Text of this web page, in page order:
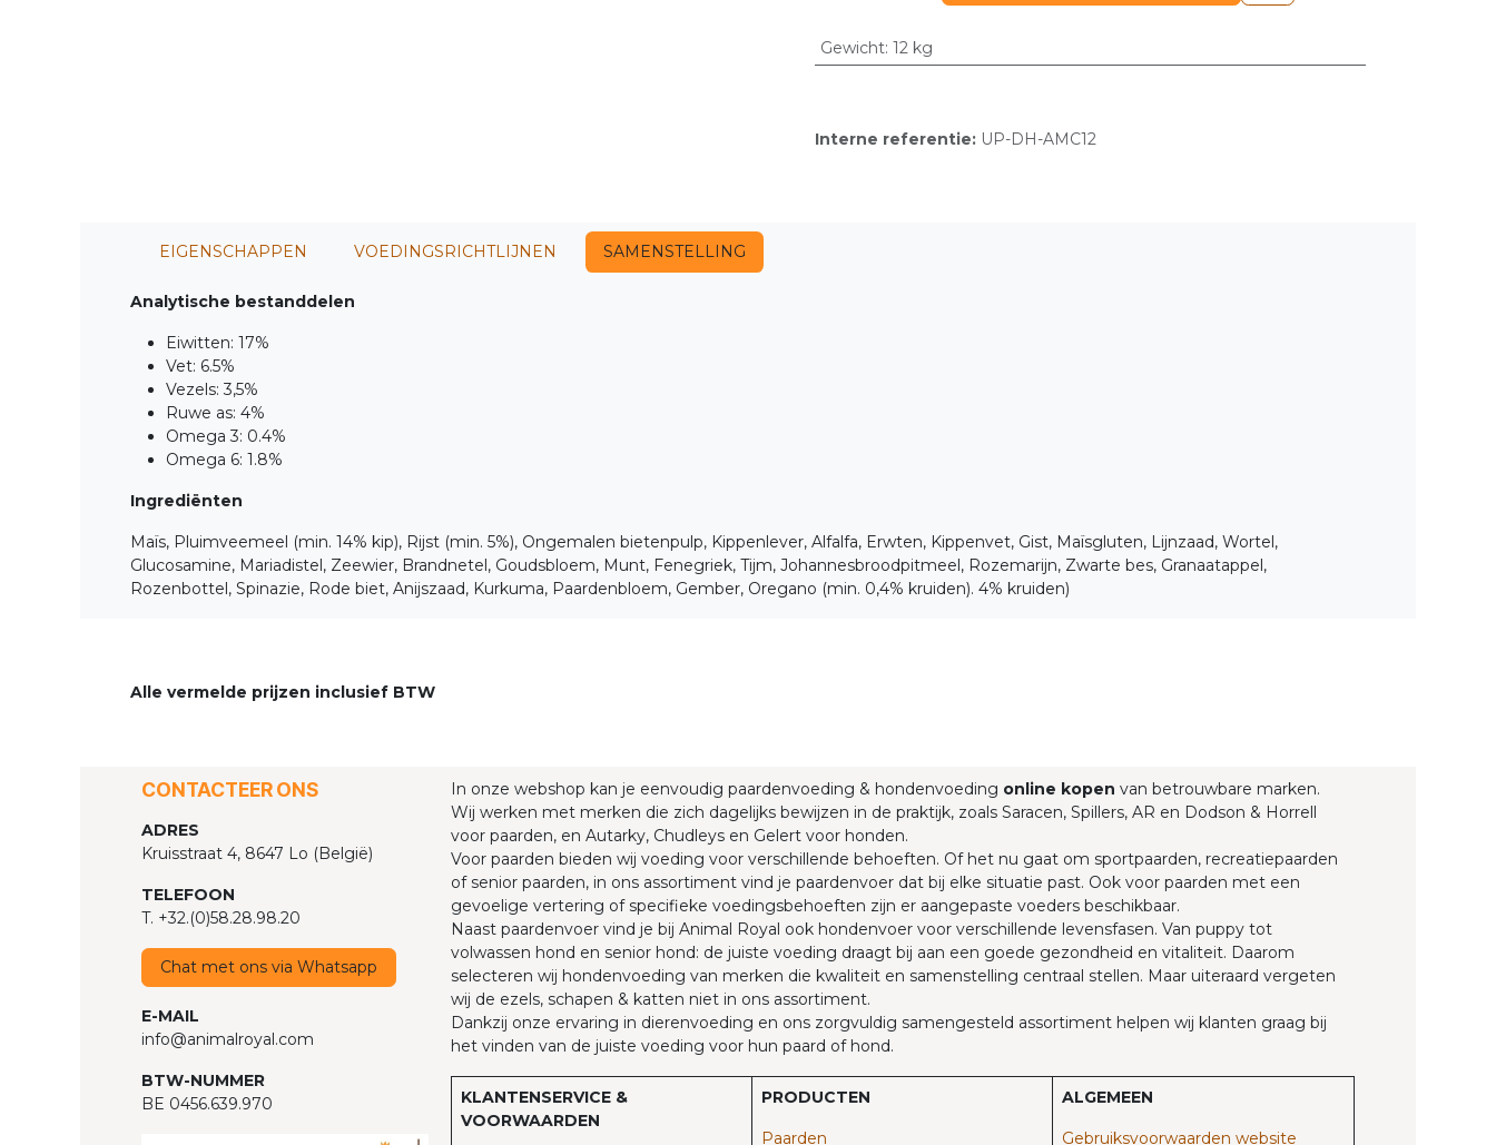
Gewicht: 12 kg
Interne referentie: UP-DH-AMC12
EIGENSCHAPPEN VOEDINGSRICHTLIJNEN SAMENSTELLING
Analytische bestanddelen
Eiwitten: 17%
Vet: 6.5%
Vezels: 3,5%
Ruwe as: 4%
Omega 3: 0.4%
Omega 6: 1.8%
Ingrediënten
Maïs, Pluimveemeel (min. 14% kip), Rijst (min. 5%), Ongemalen bietenpulp, Kippenlever, Alfalfa, Erwten, Kippenvet, Gist, Maïsgluten, Lijnzaad, Wortel,
Glucosamine, Mariadistel, Zeewier, Brandnetel, Goudsbloem, Munt, Fenegriek, Tijm, Johannesbroodpitmeel, Rozemarijn, Zwarte bes, Granaatappel,
Rozenbottel, Spinazie, Rode biet, Anijszaad, Kurkuma, Paardenbloem, Gember, Oregano (min. 0,4% kruiden). 4% kruiden)
Alle vermelde prijzen inclusief BTW
In onze webshop kan je eenvoudig paardenvoeding & hondenvoeding online kopen van betrouwbare marken.
Wij werken met merken die zich dagelijks bewijzen in de praktijk, zoals Saracen, Spillers, AR en Dodson & Horrell
voor paarden, en Autarky, Chudleys en Gelert voor honden.
Voor paarden bieden wij voeding voor verschillende behoeften. Of het nu gaat om sportpaarden, recreatiepaarden
of senior paarden, in ons assortiment vind je paardenvoer dat bij elke situatie past. Ook voor paarden met een
gevoelige vertering of specifieke voedingsbehoeften zijn er aangepaste voeders beschikbaar.
Naast paardenvoer vind je bij Animal Royal ook hondenvoer voor verschillende levensfasen. Van puppy tot
volwassen hond en senior hond: de juiste voeding draagt bij aan een goede gezondheid en vitaliteit. Daarom
selecteren wij hondenvoeding van merken die kwaliteit en samenstelling centraal stellen. Maar uiteraard vergeten
wij de ezels, schapen & katten niet in ons assortiment.
Dankzij onze ervaring in dierenvoeding en ons zorgvuldig samengesteld assortiment helpen wij klanten graag bij
het vinden van de juiste voeding voor hun paard of hond.
KLANTENSERVICE &
VOORWAARDEN
PRODUCTEN
Paarden​
ALGEMEEN
Gebruiksvoorwaarden website
CONTACTEER ONS
ADRES
Kruisstraat 4, 8647 Lo (België)
TELEFOON
T. +32.(0)58.28.98.20
Chat met ons via Whatsapp
E-MAIL
info@animalroyal.com
BTW-NUMMER
BE 0456.639.970